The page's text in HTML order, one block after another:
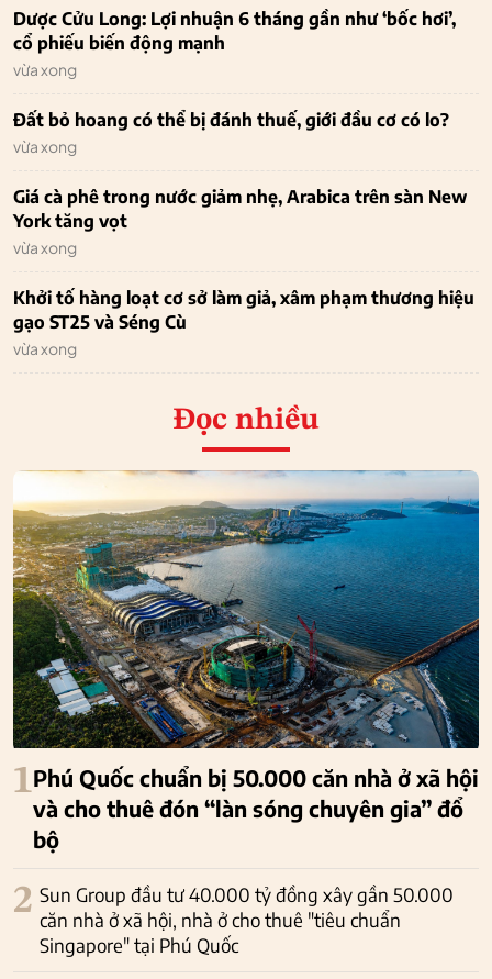
Dược Cửu Long: Lợi nhuận 6 tháng gần như ‘bốc hơi’,
cổ phiếu biến động mạnh
vừa xong
Đất bỏ hoang có thể bị đánh thuế, giới đầu cơ có lo?
vừa xong
Giá cà phê trong nước giảm nhẹ, Arabica trên sàn New
York tăng vọt
vừa xong
Khởi tố hàng loạt cơ sở làm giả, xâm phạm thương hiệu
gạo ST25 và Séng Cù
vừa xong
Đọc nhiều
1Phú Quốc chuẩn bị 50.000 căn nhà ở xã hội
và cho thuê đón “làn sóng chuyên gia” đổ
bộ
2 Sun Group đầu tư 40.000 tỷ đồng xây gần 50.000
căn nhà ở xã hội, nhà ở cho thuê "tiêu chuẩn
Singapore" tại Phú Quốc